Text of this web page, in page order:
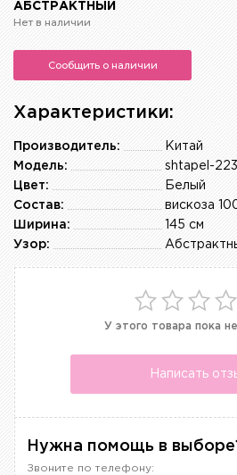
АБСТРАКТНЫЙ
Нет в наличии
Сообщить о наличии
Характеристики:
Китай
Производитель:
shtapel-223
Модель:
Белый
Цвет:
вискоза
Состав:
145 см
Ширина:
Узор:
У этого товара пока
Написать
Нужна помощь в
Звоните по телефону: